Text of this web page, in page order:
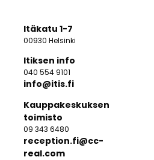
Itäkatu 1-7
00930 Helsinki
Itiksen info
040 554 9101
info@itis.fi
Kauppakeskuksen
toimisto
09 343 6480
reception.fi@cc-
real.com